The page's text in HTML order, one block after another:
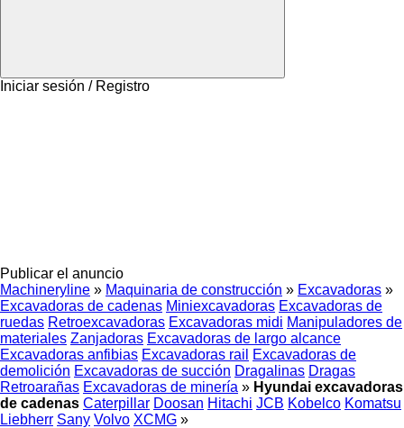
Iniciar sesión / Registro
Publicar el anuncio
Machineryline » Maquinaria de construcción » Excavadoras »
Excavadoras de cadenas Miniexcavadoras Excavadoras de
ruedas Retroexcavadoras Excavadoras midi Manipuladores de
materiales Zanjadoras Excavadoras de largo alcance
Excavadoras anfibias Excavadoras rail
Excavadoras de
demolición Excavadoras de succión Dragalinas Dragas
Retroarañas Excavadoras de minería » Hyundai excavadoras
de cadenas Caterpillar Doosan Hitachi JCB Kobelco Komatsu
Liebherr Sany Volvo XCMG »